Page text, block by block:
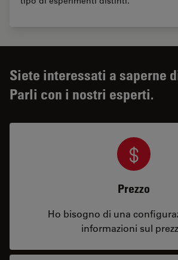
Siete interessati a saperne
Parli con i nostri esperti.
Prezzo
Ho bisogno di una
informazioni sul